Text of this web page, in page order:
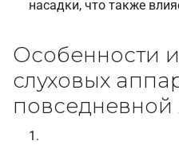
насадки, что также
Особенности
слуховых
повседневной